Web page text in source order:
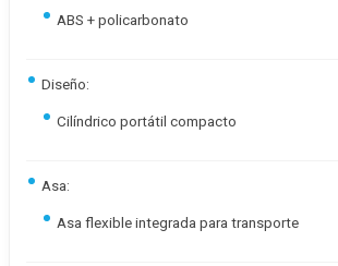
ABS + policarbonato
Diseño:
Cilíndrico portátil compacto
Asa:
Asa flexible integrada para transporte